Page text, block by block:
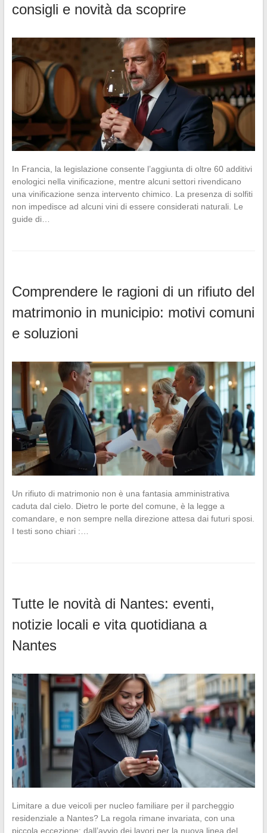
consigli e novità da scoprire
In Francia, la legislazione consente l’aggiunta di oltre 60 additivi
enologici nella vinificazione, mentre alcuni settori rivendicano
una vinificazione senza intervento chimico. La presenza di solfiti
non impedisce ad alcuni vini di essere considerati naturali. Le
guide di…
Comprendere le ragioni di un rifiuto del
matrimonio in municipio: motivi comuni
e soluzioni
Un rifiuto di matrimonio non è una fantasia amministrativa
caduta dal cielo. Dietro le porte del comune, è la legge a
comandare, e non sempre nella direzione attesa dai futuri sposi.
I testi sono chiari :…
Tutte le novità di Nantes: eventi,
notizie locali e vita quotidiana a
Nantes
Limitare a due veicoli per nucleo familiare per il parcheggio
residenziale a Nantes? La regola rimane invariata, con una
piccola eccezione: dall’avvio dei lavori per la nuova linea del